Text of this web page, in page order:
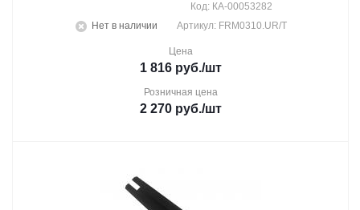
Нет в наличии
Код: КА-00053282
Артикул: FRM0310.UR/T
Цена
1 816 руб./шт
Розничная цена
2 270 руб./шт